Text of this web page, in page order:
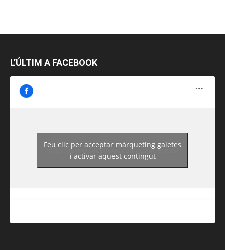
L’ÚLTIM A FACEBOOK
https://www.facebook.com/guiadereus/
Feu clic per acceptar màrqueting galetes
i activar aquest contingut